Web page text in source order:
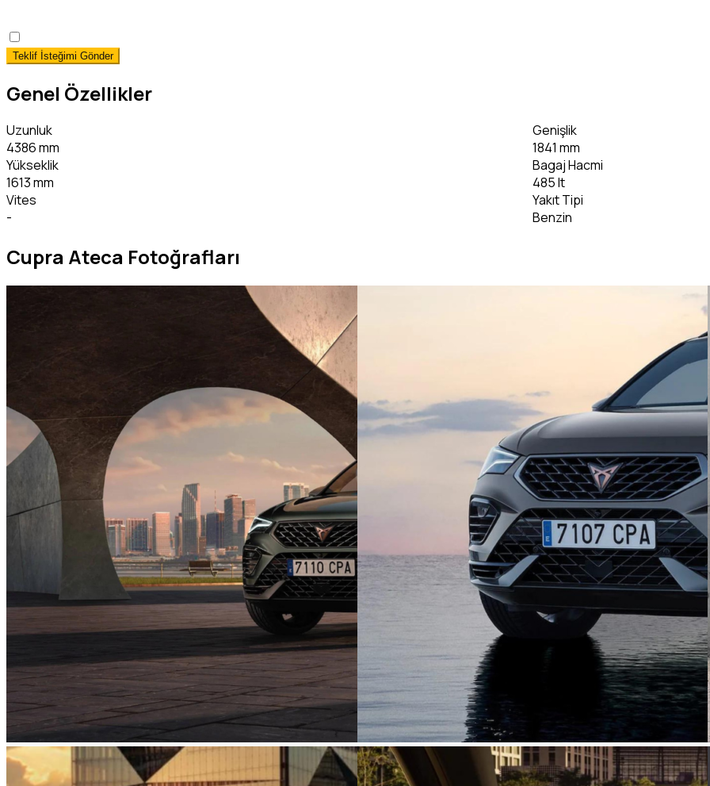
Genel Özellikler
Uzunluk
4386 mm
Genişlik
1841 mm
Yükseklik
1613 mm
Bagaj Hacmi
485 lt
Vites
-
Yakıt Tipi
Benzin
Cupra Ateca Fotoğrafları